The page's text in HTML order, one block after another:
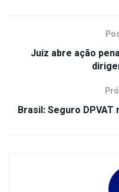
Juiz abre ação
Brasil: Seguro